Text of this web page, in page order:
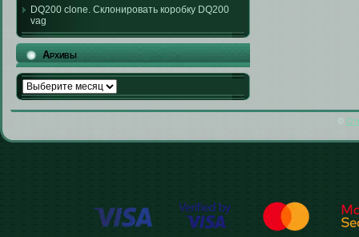
DQ200 clone. Склонировать коробку DQ200
vag
Архивы
Архивы
©